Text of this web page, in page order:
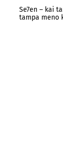
Se7en – kai
tampa meno